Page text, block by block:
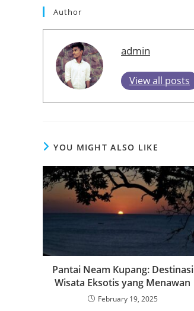
Author
admin
View all posts
YOU MIGHT ALSO LIKE
Pantai Neam Kupang: Destinasi
Wisata Eksotis yang Menawan
February 19, 2025